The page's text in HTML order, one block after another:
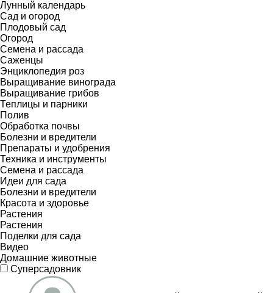
Лунный календарь
Сад и огород
Плодовый сад
Огород
Семена и рассада
Саженцы
Энциклопедия роз
Выращивание винограда
Выращивание грибов
Теплицы и парники
Полив
Обработка почвы
Болезни и вредители
Препараты и удобрения
Техника и инструменты
Семена и рассада
Идеи для сада
Болезни и вредители
Красота и здоровье
Растения
Растения
Поделки для сада
Видео
Домашние животные
Суперсадовник